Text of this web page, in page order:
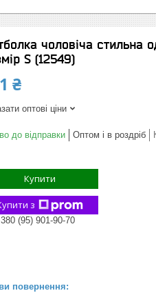
чоловіча стильна
S (12549)
₴
оптові ціни
до відправки Оптом і в роздріб
Купити
з
(95) 901-90-70